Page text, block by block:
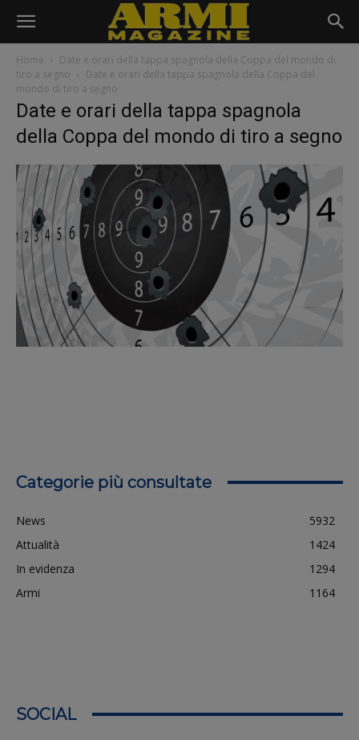
Home
Date e orari della tappa spagnola della Coppa del mondo di
tiro a segno
Date e orari della tappa spagnola della Coppa del
mondo di tiro a segno
Date e orari della tappa spagnola
della Coppa del mondo di tiro a segno
Categorie più consultate
News
5932
Attualità
1424
In evidenza
1294
Armi
1164
SOCIAL